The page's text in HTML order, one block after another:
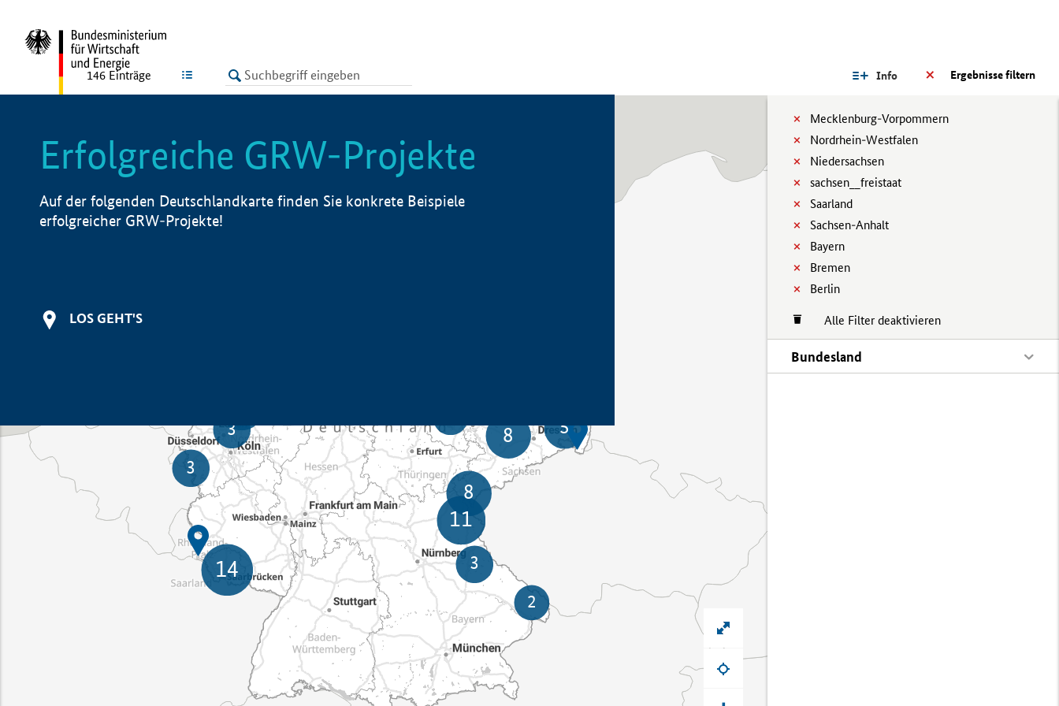
LISTE Ergebnisse filtern
Info
Mecklenburg-Vorpommern
Nordrhein-Westfalen
Niedersachsen
sachsen__freistaat
Saarland
Sachsen-Anhalt
Bayern
Bremen
Berlin
Alle Filter deaktivieren
Bundesland
146 Einträge
Erfolgreiche GRW-Projekte
Auf der folgenden Deutschlandkarte finden Sie konkrete Beispiele
erfolgreicher GRW-Projekte!
LOS GEHT'S